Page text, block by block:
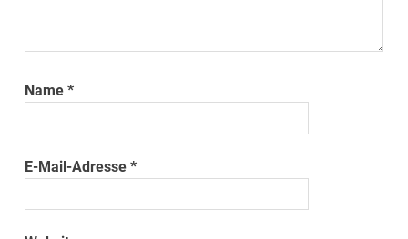
Name*
E-Mail-Adresse*